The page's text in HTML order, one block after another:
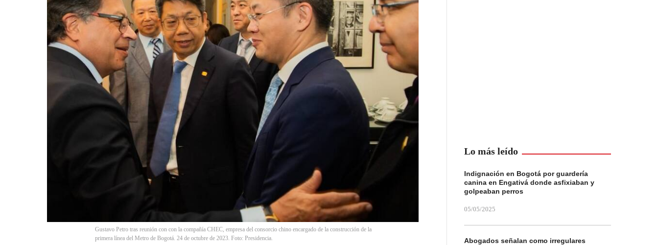
Gustavo Petro tras reunión con con la compañía CHEC, empresa del consorcio chino encargado de la construcción de la
primera línea del Metro de Bogotá. 24 de octubre de 2023. Foto: Presidencia.
Lo más leído
Indignación en Bogotá por guardería
canina en Engativá donde asfixiaban y
golpeaban perros
05/05/2025
Abogados señalan como irregulares